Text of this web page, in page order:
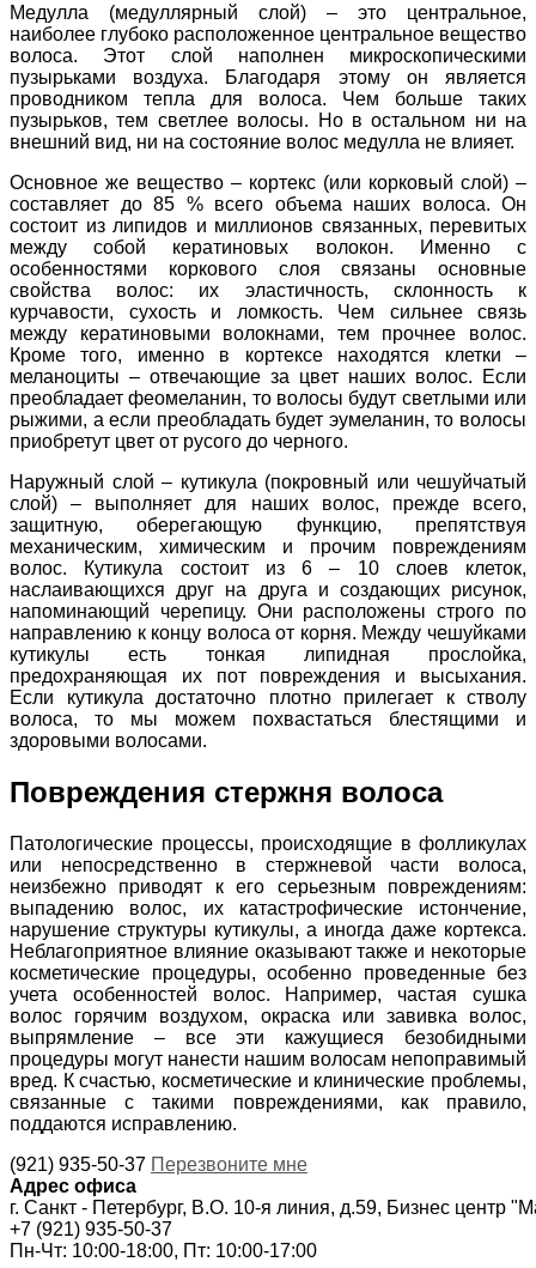
Медулла (медуллярный слой) – это центральное,
наиболее глубоко расположенное центральное вещество
волоса. Этот слой наполнен микроскопическими
пузырьками воздуха. Благодаря этому он является
проводником тепла для волоса. Чем больше таких
пузырьков, тем светлее волосы. Но в остальном ни на
внешний вид, ни на состояние волос медулла не влияет.
Основное же вещество – кортекс (или корковый слой) –
составляет до 85 % всего объема наших волоса. Он
состоит из липидов и миллионов связанных, перевитых
между собой кератиновых волокон. Именно с
особенностями коркового слоя связаны основные
свойства волос: их эластичность, склонность к
курчавости, сухость и ломкость. Чем сильнее связь
между кератиновыми волокнами, тем прочнее волос.
Кроме того, именно в кортексе находятся клетки –
меланоциты – отвечающие за цвет наших волос. Если
преобладает феомеланин, то волосы будут светлыми или
рыжими, а если преобладать будет эумеланин, то волосы
приобретут цвет от русого до черного.
Наружный слой – кутикула (покровный или чешуйчатый
слой) – выполняет для наших волос, прежде всего,
защитную, оберегающую функцию, препятствуя
механическим, химическим и прочим повреждениям
волос. Кутикула состоит из 6 – 10 слоев клеток,
наслаивающихся друг на друга и создающих рисунок,
напоминающий черепицу. Они расположены строго по
направлению к концу волоса от корня. Между чешуйками
кутикулы есть тонкая липидная прослойка,
предохраняющая их пот повреждения и высыхания.
Если кутикула достаточно плотно прилегает к стволу
волоса, то мы можем похвастаться блестящими и
здоровыми волосами.
Повреждения стержня волоса
Патологические процессы, происходящие в фолликулах
или непосредственно в стержневой части волоса,
неизбежно приводят к его серьезным повреждениям:
выпадению волос, их катастрофические истончение,
нарушение структуры кутикулы, а иногда даже кортекса.
Неблагоприятное влияние оказывают также и некоторые
косметические процедуры, особенно проведенные без
учета особенностей волос. Например, частая сушка
волос горячим воздухом, окраска или завивка волос,
выпрямление – все эти кажущиеся безобидными
процедуры могут нанести нашим волосам непоправимый
вред. К счастью, косметические и клинические проблемы,
связанные с такими повреждениями, как правило,
поддаются исправлению.
(921) 935-50-37 Перезвоните мне
Адрес офиса
г. Санкт - Петербург, В.О. 10-я линия, д.59, Бизнес центр
+7 (921) 935-50-37
Пн-Чт: 10:00-18:00, Пт: 10:00-17:00